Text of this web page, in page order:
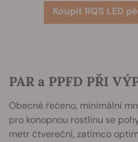
Koupit RQS LED
PAR a PPFD PŘI
Obecně řečeno, minimální
pro konopnou rostlinu se
metr čtvereční, zatímco